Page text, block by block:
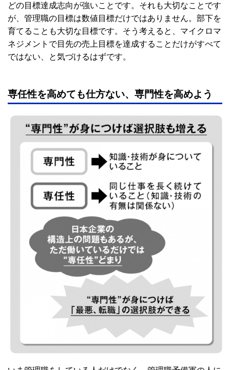
どの目標達成志向が強いことです。それも大切なことです
が、管理職の目標は数値目標だけではありません。部下を
育てることも大切な目標です。そう考えると、マイクロマ
ネジメントで目先の売上目標を達成することだけがすべて
ではない、と気づけるはずです。
専任性を高めても仕方ない、専門性を高めよう